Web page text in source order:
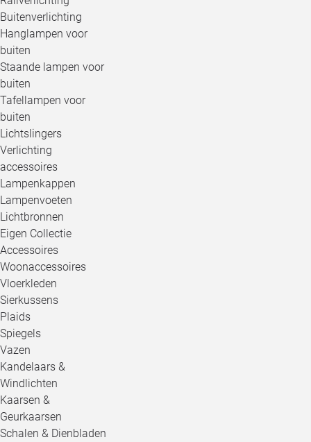
Buitenverlichting
Hanglampen voor
buiten
Staande lampen voor
buiten
Tafellampen voor
buiten
Lichtslingers
Verlichting
accessoires
Lampenkappen
Lampenvoeten
Lichtbronnen
Eigen Collectie
Accessoires
Woonaccessoires
Vloerkleden
Sierkussens
Plaids
Spiegels
Vazen
Kandelaars &
Windlichten
Kaarsen &
Geurkaarsen
Schalen & Dienbladen